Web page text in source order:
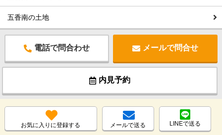
五香南の土地
電話で問合わせ メールで問合せ
内見予約
お気に入りに登録する メールで送る LINEで送る